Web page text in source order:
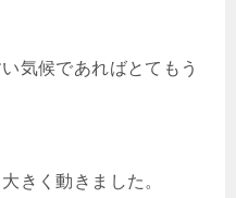
気候であればとてもう
きく動きました。